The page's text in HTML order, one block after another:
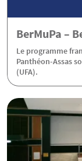
BerMuPa –
Le programme
Panthéon-Assas
(UFA).